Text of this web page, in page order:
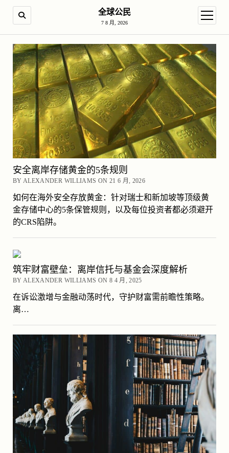
全球公民
7 8 月, 2026
open
安全离岸存储黄金的5条规则
BY ALEXANDER WILLIAMS ON 21 6 月, 2026
如何在海外安全存放黄金：针对瑞士和新加坡等顶级黄
金存储中心的5条保管规则，以及每位投资者都必须避开
的CRS陷阱。
筑牢财富壁垒：离岸信托与基金会深度解析
BY ALEXANDER WILLIAMS ON 8 4 月, 2025
在诉讼激增与金融动荡时代，守护财富需前瞻性策略。
离…